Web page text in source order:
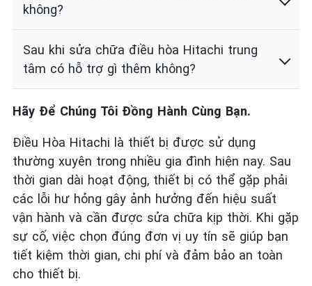
không?
Sau khi sửa chữa điều hòa Hitachi trung
tâm có hỗ trợ gì thêm không?
Hãy Để Chúng Tôi Đồng Hành Cùng Bạn.
Điều Hòa Hitachi là thiết bị được sử dụng
thường xuyên trong nhiều gia đình hiện nay. Sau
thời gian dài hoạt động, thiết bị có thể gặp phải
các lỗi hư hỏng gây ảnh hưởng đến hiệu suất
vận hành và cần được sửa chữa kịp thời. Khi gặp
sự cố, việc chọn đúng đơn vị uy tín sẽ giúp bạn
tiết kiệm thời gian, chi phí và đảm bảo an toàn
cho thiết bị.